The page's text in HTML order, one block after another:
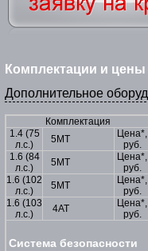
Комплектации и
Дополнительное
Комплектация
1.4 (75
л.с.)
5МТ
Цена*,
руб.
1.6 (84
л.с.)
5МТ
Цена*,
руб.
1.6 (102
л.с.)
5МТ
Цена*,
руб.
1.6 (103
л.с.)
4АТ
Цена*,
руб.
Система безопасности